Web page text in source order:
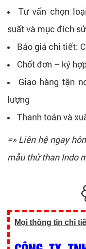
Tư vấn chọn
suất và mục đích
Báo giá chi tiết:
Chốt đơn – ký
Giao hàng tận
lượng
Thanh toán và
=» Liên hệ ngay
mẫu thử than Indo
Mọi thông tin chi